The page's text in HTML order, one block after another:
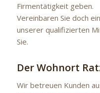
Firmentätigkeit geben.
Vereinbaren Sie doch
unserer qualifizierten
Sie.
Der Wohnort
Wir betreuen Kunden